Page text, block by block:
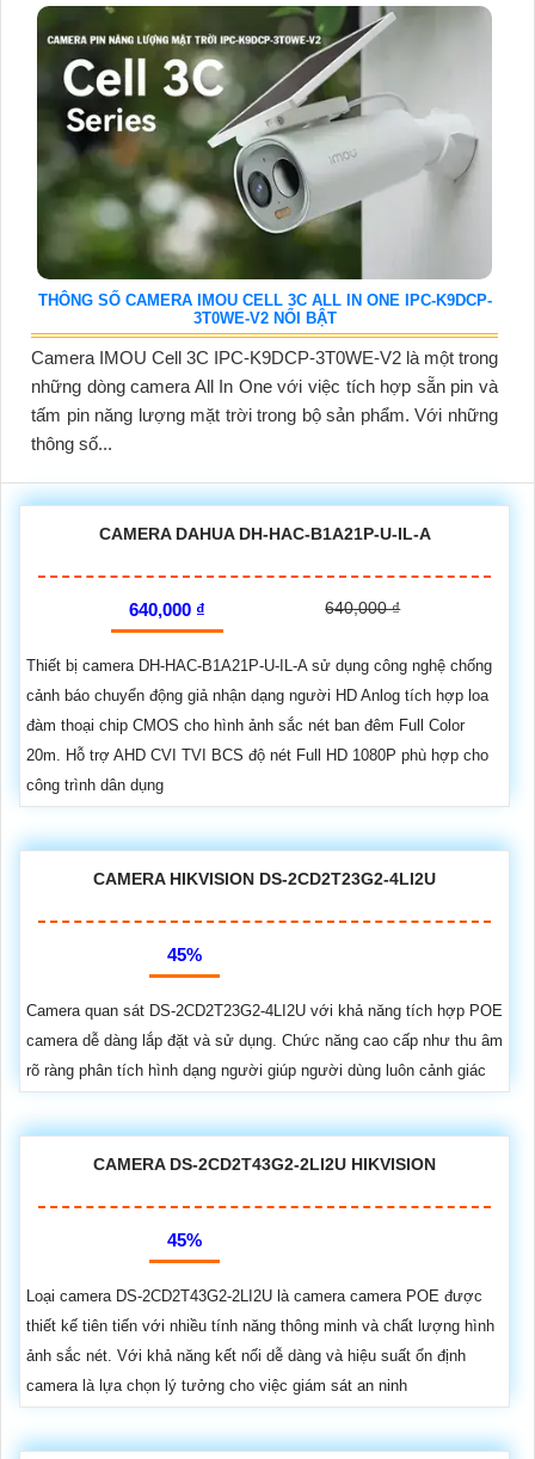
THÔNG SỐ CAMERA IMOU CELL 3C ALL IN ONE IPC-K9DCP-
3T0WE-V2 NỔI BẬT
Camera IMOU Cell 3C IPC-K9DCP-3T0WE-V2 là một trong
những dòng camera All In One với việc tích hợp sẵn pin và
tấm pin năng lượng mặt trời trong bộ sản phẩm. Với những
thông số...
CAMERA DAHUA DH-HAC-B1A21P-U-IL-A
640,000 ₫ 640,000 ₫
Thiết bị camera DH-HAC-B1A21P-U-IL-A sử dụng công nghệ chống
cảnh báo chuyển động giả nhận dạng người HD Anlog tích hợp loa
đàm thoại chip CMOS cho hình ảnh sắc nét ban đêm Full Color
20m. Hỗ trợ AHD CVI TVI BCS độ nét Full HD 1080P phù hợp cho
công trình dân dụng
CAMERA HIKVISION DS-2CD2T23G2-4LI2U
45%
Camera quan sát DS-2CD2T23G2-4LI2U với khả năng tích hợp POE
camera dễ dàng lắp đặt và sử dụng. Chức năng cao cấp như thu âm
rõ ràng phân tích hình dạng người giúp người dùng luôn cảnh giác
CAMERA DS-2CD2T43G2-2LI2U HIKVISION
45%
Loại camera DS-2CD2T43G2-2LI2U là camera camera POE được
thiết kế tiên tiến với nhiều tính năng thông minh và chất lượng hình
ảnh sắc nét. Với khả năng kết nối dễ dàng và hiệu suất ổn định
camera là lựa chọn lý tưởng cho việc giám sát an ninh